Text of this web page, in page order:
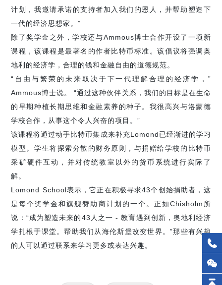
计划，我邀请承诺的支持者加入我们的恩人，并帮助塑造下
一代的经济思想家。”
除了奖学金之外，学校还与Ammous博士合作开设了一项新
课程，该课程是最著名的作者比特币标准 。该倡议将强调奥
地利的经济学，合理的钱和金融自由的道德规范。
“自由与繁荣的未来取决于下一代理解合理的经济学，”
Ammous博士说。 “通过这种伙伴关系，我们的目标是在生命
的早期种植长期思维和金融素养的种子。我很高兴与洛蒙德
学校合作，从事这个令人兴奋的项目。”
该课程将通过动手比特币集成来补充Lomond已经渐进的学习
模型。学生将探索分散的财务原则，与捐赠给学校的比特币
采矿硬件互动，并对传统教室以外的货币系统进行实际了
解。
Lomond School表示，它正在积极寻求43个创始捐助者，这
是每个奖学金和旗舰赞助商计划的一个。正如Chisholm所
说：“成为塑造未来的43人之一 - 教育遇到创新，奥地利经济
学扎根于课堂。帮助我们从海伦斯堡改变世界。”那些有兴趣
的人可以通过联系来学习更多或表达兴趣。